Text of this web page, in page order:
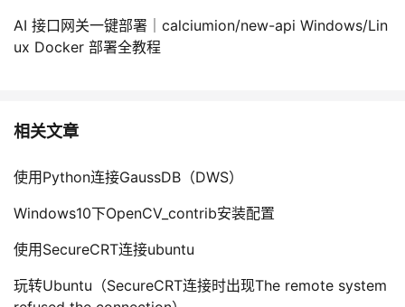
AI 接口网关一键部署｜calciumion/new-api Windows/Lin
ux Docker 部署全教程
相关文章
使用Python连接GaussDB（DWS）
Windows10下OpenCV_contrib安装配置
使用SecureCRT连接ubuntu
玩转Ubuntu（SecureCRT连接时出现The remote system